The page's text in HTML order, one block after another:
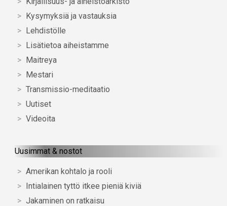
Kysymyksiä ja vastauksia
Lehdistölle
Lisätietoa aiheistamme
Maitreya
Mestari
Transmissio-meditaatio
Uutiset
Videoita
Uusimmat & nostot
Amerikan kohtalo ja rooli
Intialainen tyttö itkee pieniä kiviä
Jakaminen on ratkaisu